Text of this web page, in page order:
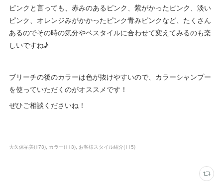
ピンクと言っても、赤みのあるピンク、紫がかったピンク、淡い
ピンク、オレンジみがかかったピンク青みピンクなど、たくさん
あるのでその時の気分やベスタイルに合わせて変えてみるのも楽
しいですね♪
ブリーチの後のカラーは色が抜けやすいので、カラーシャンプー
を使っていただくのがオススメです！
ぜひご相談くださいね！
大久保祐美(173) カラー(113) お客様スタイル紹介(115)